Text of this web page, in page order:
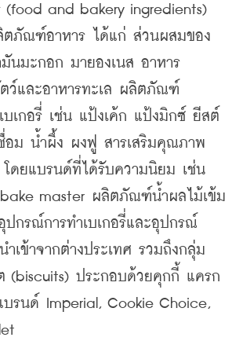
(food and bakery ingredients)
ตภัณฑ์อาหาร ได้แก่ ส่วนผสมของ
นมะกอก มายองเนส อาหาร
ตว์และอาหารทะเล ผลิตภัณฑ์
บเกอรี่ เช่น แป้งเค้ก แป้งมิกซ์ ยีสต์
อม น้ำผึ้ง ผงฟู สารเสริมคุณภาพ
ดยแบรนด์ที่ได้รับความนิยม เช่น
master ผลิตภัณฑ์น้ำผลไม้เข้ม
กรณ์การทำเบเกอรี่และอุปกรณ์
ำเข้าจากต่างประเทศ รวมถึงกลุ่ม
ประกอบด้วยคุกกี้ แครก
บรนด์ Imperial, Cookie Choice,